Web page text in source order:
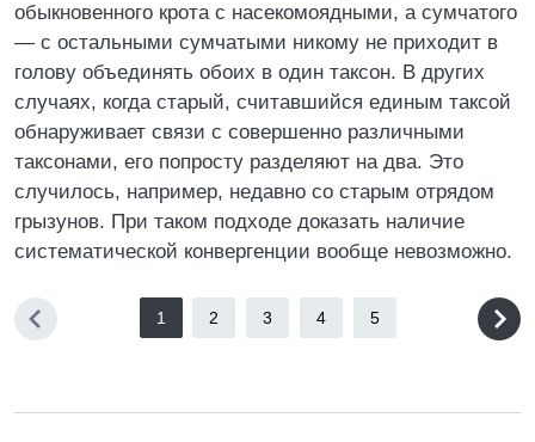
обыкновенного крота с насекомоядными, а сумчатого
— с остальными сумчатыми никому не приходит в
голову объединять обоих в один таксон. В других
случаях, когда старый, считавшийся единым таксой
обнаруживает связи с совершенно различными
таксонами, его попросту разделяют на два. Это
случилось, например, недавно со старым отрядом
грызунов. При таком подходе доказать наличие
систематической конвергенции вообще невозможно.
1 2 3 4 5